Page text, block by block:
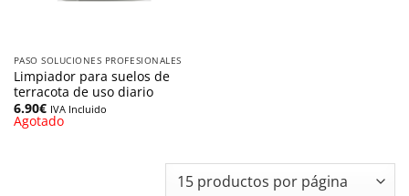
PASO SOLUCIONES PROFESIONALES
Limpiador para suelos de
terracota de uso diario
6.90€ IVA Incluido
Agotado